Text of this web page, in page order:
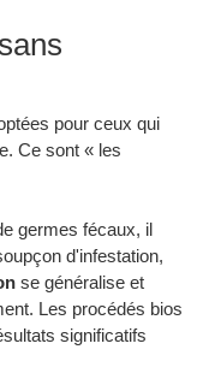
pour ceux qui
Ce sont « les
germes fécaux, il
d'infestation,
se généralise et
Les procédés bios
significatifs